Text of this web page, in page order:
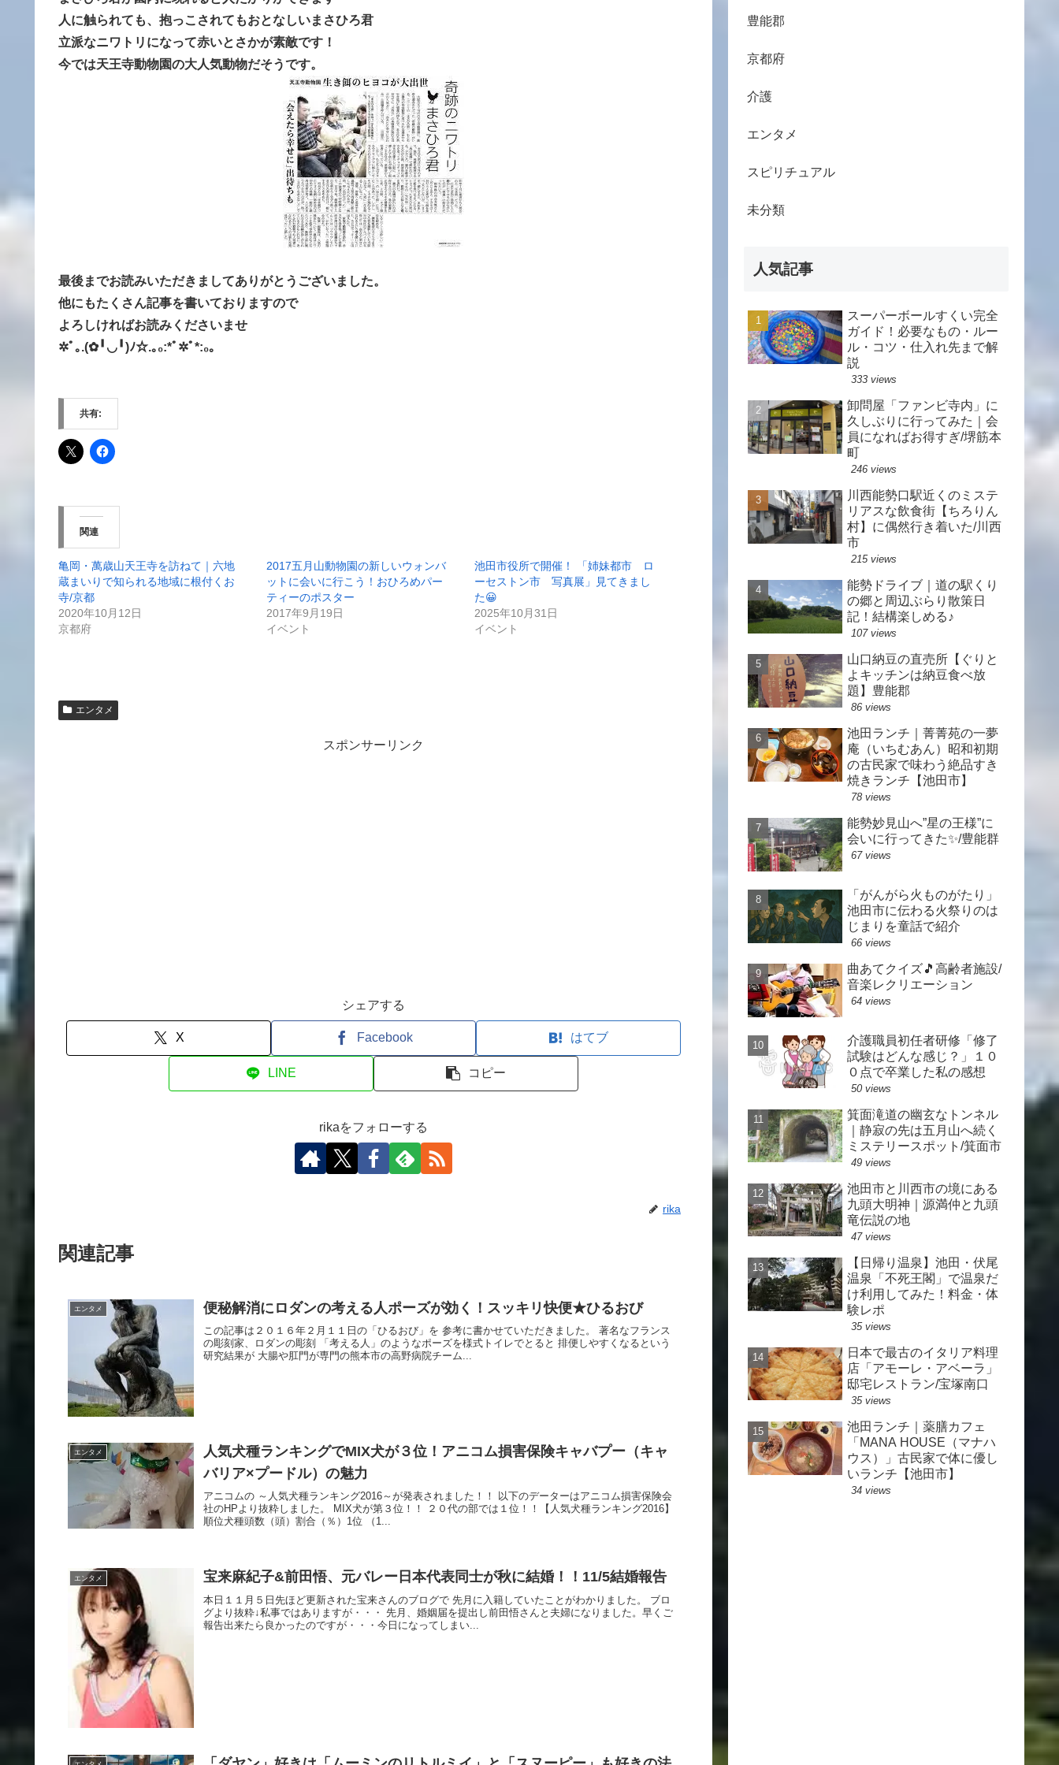
人に触られても、抱っこされてもおとなしいまさひろ君
立派なニワトリになって赤いとさかが素敵です！
今では天王寺動物園の大人気動物だそうです。
最後までお読みいただきましてありがとうございました。
他にもたくさん記事を書いておりますので
よろしければお読みくださいませ
✲ﾟ｡.(✿╹◡╹)ﾉ☆.｡₀:*ﾟ✲ﾟ*:₀｡
共有:
関連
亀岡・萬歳山天王寺を訪ねて｜六地
蔵まいりで知られる地域に根付くお
寺/京都
2020年10月12日
京都府
2017五月山動物園の新しいウォンバ
ットに会いに行こう！おひろめパー
ティーのポスター
2017年9月19日
イベント
池田市役所で開催！ 「姉妹都市 ロ
ーセストン市 写真展」見てきまし
た😀
2025年10月31日
イベント
エンタメ
スポンサーリンク
シェアする
X Facebook はてブ
LINE コピー
rikaをフォローする
rika
関連記事
エンタメ 便秘解消にロダンの考える人ポーズが効く！スッキリ快便★ひるおび
この記事は２０１６年２月１１日の「ひるおび」を 参考に書かせていただきました。 著名なフランス
の彫刻家、ロダンの彫刻 「考える人」のようなポーズを様式トイレでとると 排便しやすくなるという
研究結果が 大腸や肛門が専門の熊本市の高野病院チーム...
エンタメ
人気犬種ランキングでMIX犬が３位！アニコム損害保険キャバプー（キャ
バリア×プードル）の魅力
アニコムの ～人気犬種ランキング2016～が発表されました！！ 以下のデーターはアニコム損害保険会
社のHPより抜粋しました。 MIX犬が第３位！！ ２０代の部では１位！！【人気犬種ランキング2016】
順位犬種頭数（頭）割合（％）1位 （1...
エンタメ 宝来麻紀子&前田悟、元バレー日本代表同士が秋に結婚！！11/5結婚報告
本日１１月５日先ほど更新された宝来さんのブログで 先月に入籍していたことがわかりました。 ブロ
グより抜粋↓私事ではありますが・・・ 先月、婚姻届を提出し前田悟さんと夫婦になりました。早くご
報告出来たら良かったのですが・・・今日になってしまい...
豊能郡
京都府
介護
エンタメ
スピリチュアル
未分類
人気記事
スーパーボールすくい完全
ガイド！必要なもの・ルー
ル・コツ・仕入れ先まで解
説
333 views
卸問屋「ファンビ寺内」に
久しぶりに行ってみた｜会
員になればお得すぎ/堺筋本
町
246 views
川西能勢口駅近くのミステ
リアスな飲食街【ちろりん
村】に偶然行き着いた/川西
市
215 views
能勢ドライブ｜道の駅くり
の郷と周辺ぶらり散策日
記！結構楽しめる♪
107 views
山口納豆の直売所【ぐりと
よキッチンは納豆食べ放
題】豊能郡
86 views
池田ランチ｜菁菁苑の一夢
庵（いちむあん）昭和初期
の古民家で味わう絶品すき
焼きランチ【池田市】
78 views
能勢妙見山へ”星の王様”に
会いに行ってきた✨/豊能群
67 views
「がんがら火ものがたり」
池田市に伝わる火祭りのは
じまりを童話で紹介
66 views
曲あてクイズ🎵高齢者施設/
音楽レクリエーション
64 views
介護職員初任者研修「修了
試験はどんな感じ？」１０
０点で卒業した私の感想
50 views
箕面滝道の幽玄なトンネル
｜静寂の先は五月山へ続く
ミステリースポット/箕面市
49 views
池田市と川西市の境にある
九頭大明神｜源満仲と九頭
竜伝説の地
47 views
【日帰り温泉】池田・伏尾
温泉「不死王閣」で温泉だ
け利用してみた！料金・体
験レポ
35 views
日本で最古のイタリア料理
店「アモーレ・アベーラ」
邸宅レストラン/宝塚南口
35 views
池田ランチ｜薬膳カフェ
「MANA HOUSE（マナハ
ウス）」古民家で体に優し
いランチ【池田市】
34 views